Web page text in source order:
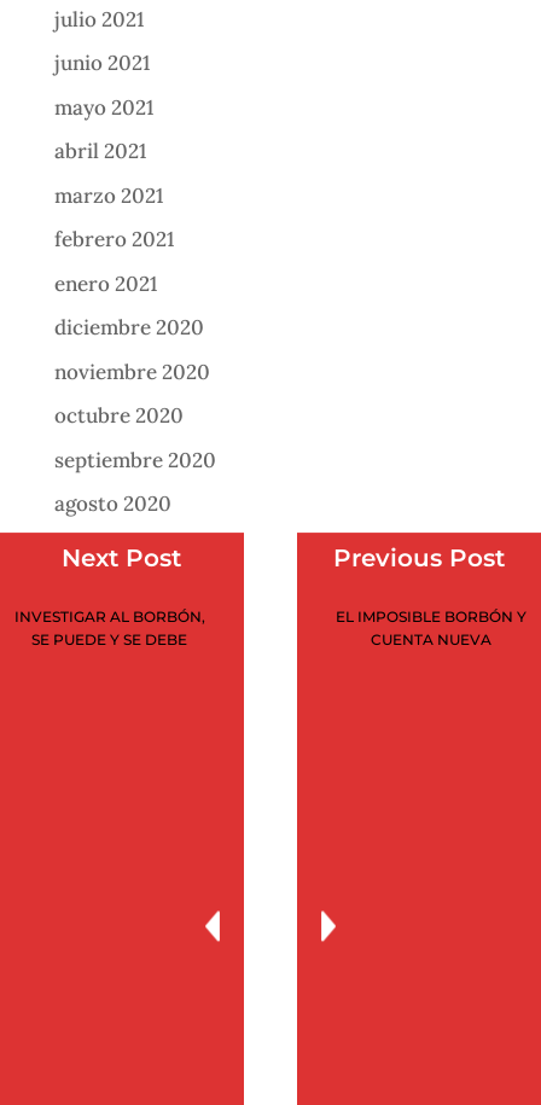
julio 2021
junio 2021
mayo 2021
abril 2021
marzo 2021
febrero 2021
enero 2021
diciembre 2020
noviembre 2020
octubre 2020
septiembre 2020
agosto 2020
julio 2020
mayo 2020
Previous Post
EL IMPOSIBLE BORBÓN Y
CUENTA NUEVA
Next Post
INVESTIGAR AL BORBÓN,
SE PUEDE Y SE DEBE